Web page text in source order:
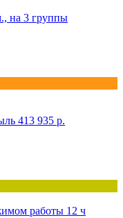
на 3 группы
413 935 р.
работы 12 ч